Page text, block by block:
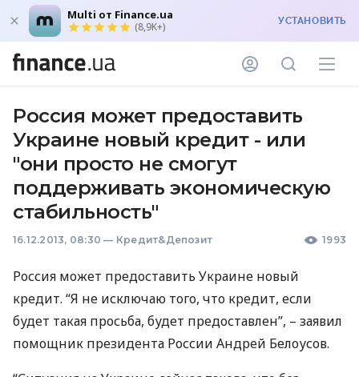
Multi от Finance.ua
(8,9K+) УСТАНОВИТЬ
Россия может предоставить
Украине новый кредит - или
"они просто не смогут
поддерживать экономическую
стабильность"
16.12.2013, 08:30 — Кредит&Депозит 1993
Россия может предоставить Украине новый
кредит. “Я не исключаю того, что кредит, если
будет такая просьба, будет предоставлен”, – заявил
помощник президента России Андрей Белоусов.